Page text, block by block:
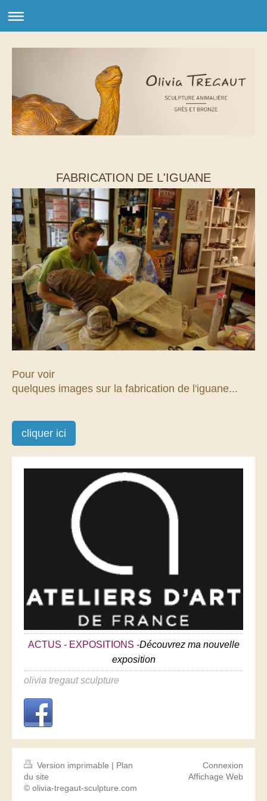
FABRICATION DE L'IGUANE
Pour voir
quelques images sur la fabrication de l'iguane...
cliquer ici
ACTUS - EXPOSITIONS -Découvrez ma nouvelle
exposition
olivia tregaut sculpture
Version imprimable | Plan
du site
© olivia-tregaut-sculpture.com
Connexion
Affichage Web